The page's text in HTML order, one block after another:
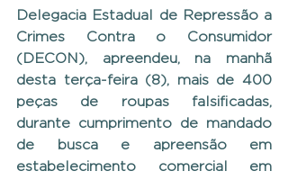
Delegacia Estadual de Repressão a
Crimes Contra o Consumidor
(DECON), apreendeu, na manhã
desta terça-feira (8), mais de 400
peças de roupas falsificadas,
durante cumprimento de mandado
de busca e apreensão em
estabelecimento comercial em